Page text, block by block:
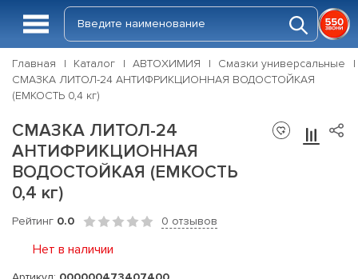
Главная Каталог АВТОХИМИЯ
Смазки универсальные
СМАЗКА ЛИТОЛ-24 АНТИФРИКЦИОННАЯ ВОДОСТОЙКАЯ
(ЕМКОСТЬ 0,4 кг)
СМАЗКА ЛИТОЛ-24
АНТИФРИКЦИОННАЯ
ВОДОСТОЙКАЯ (ЕМКОСТЬ
0,4 кг)
Рейтинг 0.0 0 отзывов
Нет в наличии